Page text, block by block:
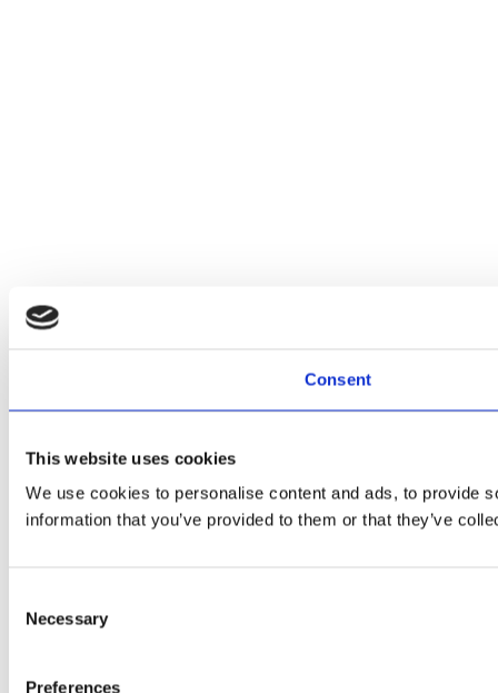
Consent
This website uses cookies
We use cookies to personalise content and ads, to provide
information that you’ve provided to them or that they’ve
Selection
Necessary
Preferences